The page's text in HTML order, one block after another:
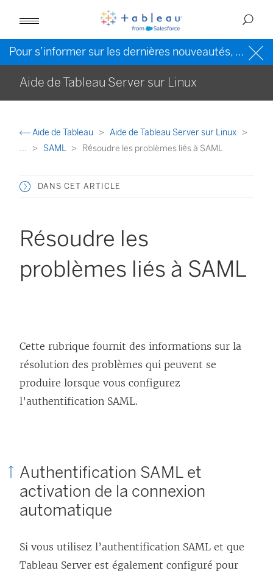
Pour s’informer sur les dernières nouveautés, veuillez consulter l’
Aide de Tableau Server sur Linux
Aide de Tableau
Aide de Tableau Server sur Linux
...
SAML Résoudre les problèmes liés à SAML
DANS CET ARTICLE
Résoudre les
problèmes liés à SAML
Cette rubrique fournit des informations sur la
résolution des problèmes qui peuvent se
produire lorsque vous configurez
l’authentification SAML.
Authentification SAML et
activation de la connexion
automatique
Si vous utilisez l’authentification SAML et que
Tableau Server est également configuré pour